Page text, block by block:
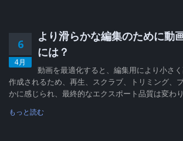
6
4月
より滑らかな編集のために動
には？
動画を最適化すると、編集用により小さ
作成されるため、再生、スクラブ、トリミング、
かに感じられ、最終的なエクスポート品質は変わ
もっと読む